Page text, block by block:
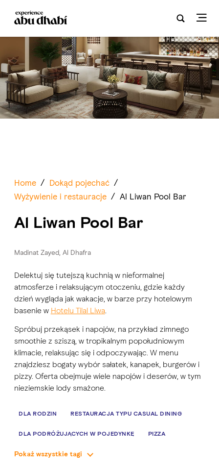
Home / Dokąd pojechać /
Wyżywienie i restauracje / Al Liwan Pool Bar
Al Liwan Pool Bar
Madinat Zayed, Al Dhafra
Delektuj się tutejszą kuchnią w nieformalnej
atmosferze i relaksującym otoczeniu, gdzie każdy
dzień wygląda jak wakacje, w barze przy hotelowym
basenie w Hotelu Tilal Liwa
Spróbuj przekąsek i napojów, na przykład zimnego
smoothie z sziszą, w tropikalnym popołudniowym
klimacie, relaksując się i odpoczywając. W menu
znajdziesz bogaty wybór sałatek, kanapek, burgerów i
pizzy. Oferta obejmuje wiele napojów i deserów, w tym
nieziemskie lody smażone.
DLA RODZIN RESTAURACJA TYPU CASUAL DINING
DLA PODRÓŻUJĄCYCH W POJEDYNKĘ PIZZA
KANAPKI 50-200 AED
Pokaż wszystkie tagi